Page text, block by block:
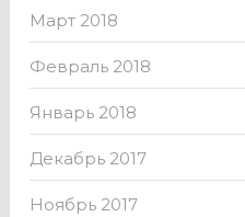
Март 2018
Февраль 2018
Январь 2018
Декабрь 2017
Ноябрь 2017